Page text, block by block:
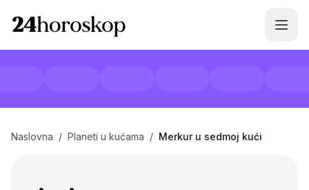
Naslovna / Planeti u kućama / Merkur u sedmoj kući